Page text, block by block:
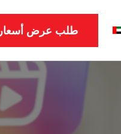
طلب عرض أسعار